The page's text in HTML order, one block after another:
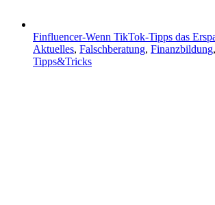
Finfluencer-Wenn TikTok-Tipps das
Aktuelles, Falschberatung, Finanzbildung,
Tipps&Tricks